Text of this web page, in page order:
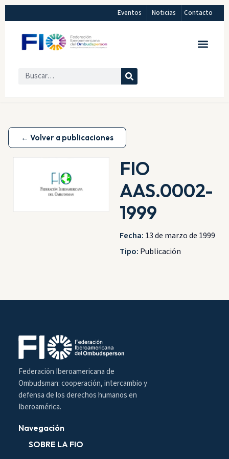
Eventos Noticias Contacto
← Volver a publicaciones
FIO
AAS.0002-
1999
Fecha: 13 de marzo de 1999
Tipo: Publicación
Federación Iberoamericana de
Ombudsman: cooperación, intercambio y
defensa de los derechos humanos en
Iberoamérica.
Navegación
SOBRE LA FIO